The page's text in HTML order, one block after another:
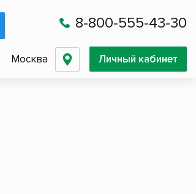
8-800-555-43-30
Москва Личный кабинет